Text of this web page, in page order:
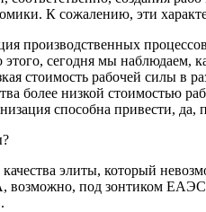
К сожалению, эти
производственных
сегодня мы
стоимость рабочей силы в
более низкой стоимостью
способна привести,
элиты, который
возможно, под зонтиком